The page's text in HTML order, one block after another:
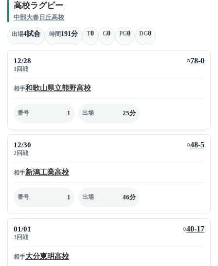
高校ラグビー
中部大春日丘高校
出場4試合 時間191分 T0 G0 PG0 DG0
12/28
1回戦
○78-0
相手和歌山県立熊野高校
番号 1 出場 25分
12/30
2回戦
○48-5
相手新潟工業高校
番号 1 出場 46分
01/01
3回戦
○40-17
相手大分東明高校